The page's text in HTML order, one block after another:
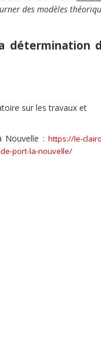
des modèles
détermination
sur les travaux et
Nouvelle :https://le-
port-la-nouvelle/